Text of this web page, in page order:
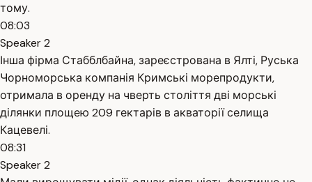
тому.
08:03
Speaker 2
Інша фірма Стабблбайна, зареєстрована в Ялті, Руська
Чорноморська компанія Кримські морепродукти,
отримала в оренду на чверть століття дві морські
ділянки площею 209 гектарів в акваторії селища
Кацевелі.
08:31
Speaker 2